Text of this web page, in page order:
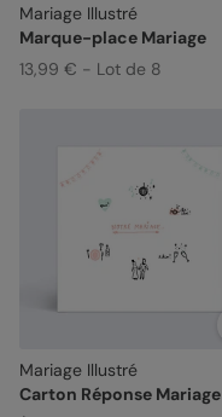
Mariage Illustré
Marque-place Mariage
13,99 € - Lot de 8
Mariage Illustré
Carton Réponse Mariage